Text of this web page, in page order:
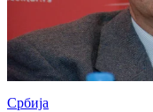
Србија